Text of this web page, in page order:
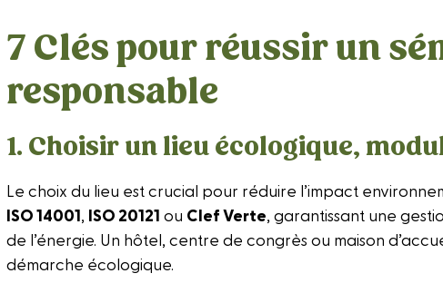
7 Clés pour réussir un
responsable
1. Choisir un lieu écologique,
Le choix du lieu est crucial pour réduire l’impact
ISO 14001, ISO 20121 ou Clef Verte, garantissant une
de l’énergie. Un hôtel, centre de congrès ou maison
démarche écologique.